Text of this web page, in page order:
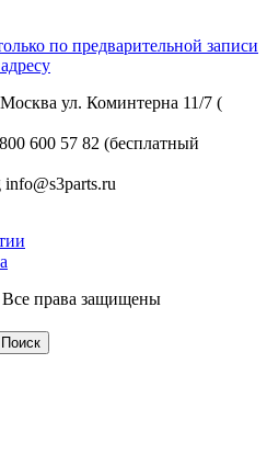
по предварительной записи
Москва ул. Коминтерна 11/7 (
600 57 82 (бесплатный
info@s3parts.ru
права защищены
Поиск